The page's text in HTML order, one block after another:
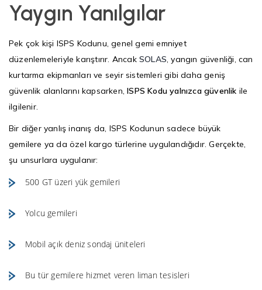
Yaygın Yanılgılar
Pek çok kişi ISPS Kodunu, genel gemi emniyet
düzenlemeleriyle karıştırır. Ancak SOLAS, yangın güvenliği, can
kurtarma ekipmanları ve seyir sistemleri gibi daha geniş
güvenlik alanlarını kapsarken,ISPS Kodu yalnızca güvenlik ile
ilgilenir.
Bir diğer yanlış inanış da, ISPS Kodunun sadece büyük
gemilere ya da özel kargo türlerine uygulandığıdır. Gerçekte,
şu unsurlara uygulanır:
500 GT üzeri yük gemileri
Yolcu gemileri
Mobil açık deniz sondaj üniteleri
Bu tür gemilere hizmet veren liman tesisleri